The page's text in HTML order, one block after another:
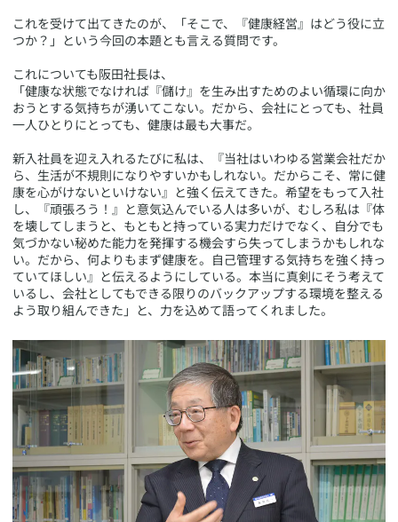
これを受けて出てきたのが、「そこで、『健康経営』はどう役に立
つか？」という今回の本題とも言える質問です。
これについても阪田社長は、
「健康な状態でなければ『儲け』を生み出すためのよい循環に向か
おうとする気持ちが湧いてこない。だから、会社にとっても、社員
一人ひとりにとっても、健康は最も大事だ。
新入社員を迎え入れるたびに私は、『当社はいわゆる営業会社だか
ら、生活が不規則になりやすいかもしれない。だからこそ、常に健
康を心がけないといけない』と強く伝えてきた。希望をもって入社
し、『頑張ろう！』と意気込んでいる人は多いが、むしろ私は『体
を壊してしまうと、もともと持っている実力だけでなく、自分でも
気づかない秘めた能力を発揮する機会すら失ってしまうかもしれな
い。だから、何よりもまず健康を。自己管理する気持ちを強く持っ
ていてほしい』と伝えるようにしている。本当に真剣にそう考えて
いるし、会社としてもできる限りのバックアップする環境を整える
よう取り組んできた」と、力を込めて語ってくれました。